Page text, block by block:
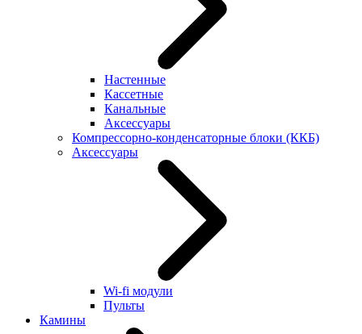
Настенные
Кассетные
Канальные
Аксессуары
Компрессорно-конденсаторные блоки (ККБ)
Аксессуары
Wi-fi модули
Пульты
Камины